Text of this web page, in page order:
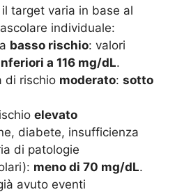
il target varia in base al
individuale:
basso rischio: valori
a 116 mg/dL.
di rischio moderato: sotto
elevato
diabete, insufficienza
di patologie
meno di 70 mg/dL.
avuto eventi